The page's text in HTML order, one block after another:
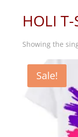
HOLI T-
Showing the
Sale!